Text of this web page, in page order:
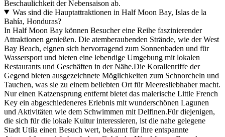
Beschaulichkeit der Nebensaison ab.
Was sind die Hauptattraktionen in Half Moon Bay, Islas de la
Bahía, Honduras?
In Half Moon Bay können Besucher eine Reihe faszinierender
Attraktionen genießen. Die atemberaubenden Strände, wie der West
Bay Beach, eignen sich hervorragend zum Sonnenbaden und für
Wassersport und bieten eine lebendige Umgebung mit lokalen
Restaurants und Geschäften in der Nähe.Die Korallenriffe der
Gegend bieten ausgezeichnete Möglichkeiten zum Schnorcheln und
Tauchen, was sie zu einem beliebten Ort für Meeresliebhaber macht.
Nur einen Katzensprung entfernt bietet das malerische Little French
Key ein abgeschiedeneres Erlebnis mit wunderschönen Lagunen
und Aktivitäten wie dem Schwimmen mit Delfinen.Für diejenigen,
die sich für die lokale Kultur interessieren, ist die nahe gelegene
Stadt Utila einen Besuch wert, bekannt für ihre entspannte